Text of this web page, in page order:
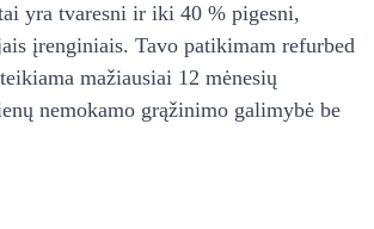
yra tvaresni ir iki 40 % pigesni,
įrenginiais. Tavo patikimam refurbed
mažiausiai 12 mėnesių
nemokamo grąžinimo galimybė be